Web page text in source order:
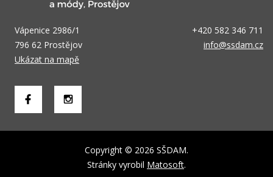
Vápenice 2986/1
796 62 Prostějov
Ukázat na mapě
+420 582 346 711
info@ssdam.cz
Copyright © 2026 SŠDAM.
Stránky vyrobil Matosoft.